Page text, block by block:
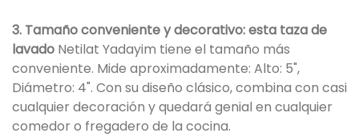
3. Tamaño conveniente y decorativo: esta taza de
lavado Netilat Yadayim tiene el tamaño más
conveniente. Mide aproximadamente: Alto: 5",
Diámetro: 4". Con su diseño clásico, combina con casi
cualquier decoración y quedará genial en cualquier
comedor o fregadero de la cocina.